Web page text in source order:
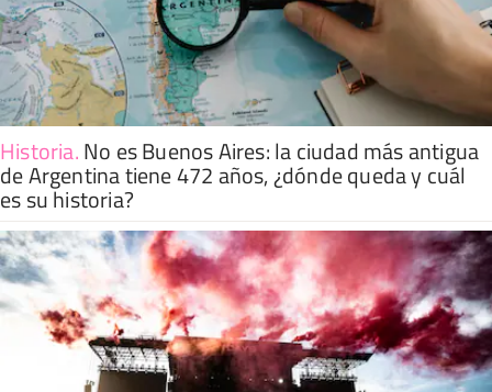
Historia.No es Buenos Aires: la ciudad más antigua
de Argentina tiene 472 años, ¿dónde queda y cuál
es su historia?